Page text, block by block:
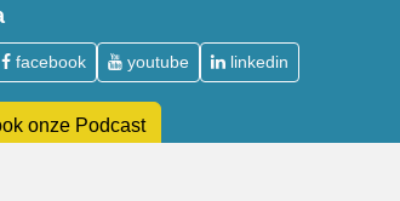
facebook youtube linkedin
onze Podcast